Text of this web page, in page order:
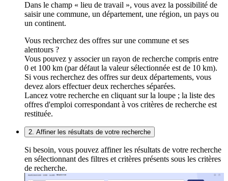
Dans le champ « lieu de travail », vous avez la possibilité de
saisir une commune, un département, une région, un pays ou
un continent.
Vous recherchez des offres sur une commune et ses
alentours ?
Vous pouvez y associer un rayon de recherche compris entre
0 et 100 km (par défaut la valeur sélectionnée est de 10 km).
Si vous recherchez des offres sur deux départements, vous
devez alors effectuer deux recherches séparées.
Lancez votre recherche en cliquant sur la loupe ; la liste des
offres d'emploi correspondant à vos critères de recherche est
restituée.
2. Affiner les résultats de votre recherche
Si besoin, vous pouvez affiner les résultats de votre recherche
en sélectionnant des filtres et critères présents sous les critères
de recherche.